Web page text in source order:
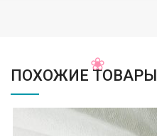
ПОХОЖИЕ ТОВАРЫ